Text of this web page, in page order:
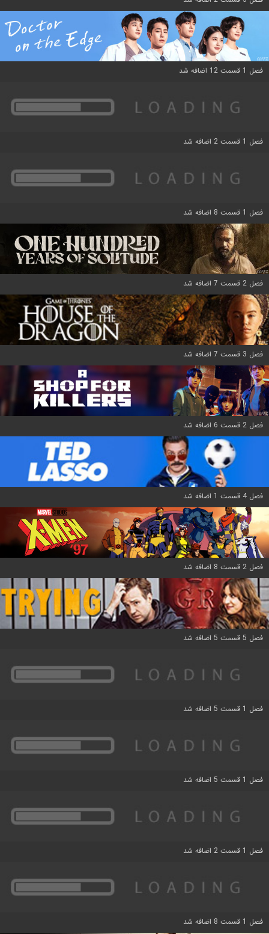
فصل 1 قسمت 12 اضافه شد
فصل 1 قسمت 2 اضافه شد
فصل 1 قسمت 8 اضافه شد
فصل 2 قسمت 7 اضافه شد
فصل 3 قسمت 7 اضافه شد
فصل 2 قسمت 6 اضافه شد
فصل 4 قسمت 1 اضافه شد
فصل 2 قسمت 8 اضافه شد
فصل 5 قسمت 5 اضافه شد
فصل 1 قسمت 5 اضافه شد
فصل 1 قسمت 5 اضافه شد
فصل 1 قسمت 2 اضافه شد
فصل 1 قسمت 8 اضافه شد